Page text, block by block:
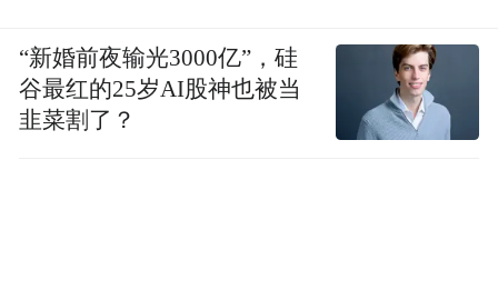
“新婚前夜输光3000亿”，硅
谷最红的25岁AI股神也被当
韭菜割了？